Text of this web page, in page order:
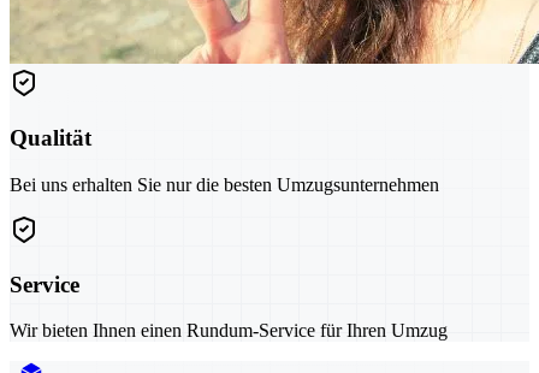
Qualität
Bei uns erhalten Sie nur die besten Umzugsunternehmen
Service
Wir bieten Ihnen einen Rundum-Service für Ihren Umzug